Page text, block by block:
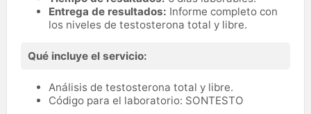
Entrega de resultados: Informe completo con
los niveles de testosterona total y libre.
Qué incluye el servicio:
Análisis de testosterona total y libre.
Código para el laboratorio: SONTESTO